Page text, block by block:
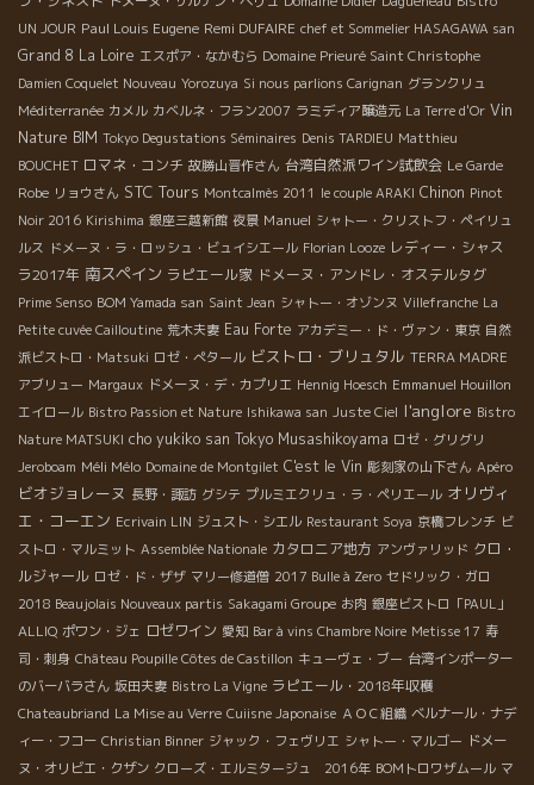
UN JOUR Paul Louis Eugene Remi DUFAIRE chef et Sommelier HASAGAWA san
Grand 8 La Loire エスポア・なかむら Domaine Prieuré Saint Christophe
Damien Coquelet Nouveau Yorozuya Si nous parlions Carignan グランクリュ
Méditerranée カメル カベルネ・フラン2007 ラミディア醸造元 La Terre d'Or Vin
Nature BIM Tokyo Degustations Séminaires Denis TARDIEU Matthieu
BOUCHET ロマネ・コンチ 故勝山晋作さん 台湾自然派ワイン試飲会 Le Garde
Robe リョウさん STC Tours Montcalmès 2011 le couple ARAKI Chinon Pinot
Noir 2016 Kirishima 銀座三越新館 夜景 Manuel シャトー・クリストフ・ペイリュ
ルス ドメーヌ・ラ・ロッシュ・ビュイシエール Florian Looze レディー・シャス
ラ2017年 南スペイン ラピエール家 ドメーヌ・アンドレ・オステルタグ
Prime Senso BOM Yamada san Saint Jean シャトー・オゾンヌ Villefranche La
Petite cuvée Cailloutine 荒木夫妻 Eau Forte アカデミー・ド・ヴァン・東京 自然
派ビストロ・Matsuki ロゼ・ぺタール ビストロ・ブリュタル TERRA MADRE
アブリュー Margaux ドメーヌ・デ・カプリエ Hennig Hoesch Emmanuel Houillon
エイロール Bistro Passion et Nature Ishikawa san Juste Ciel l'anglore Bistro
Nature MATSUKI cho yukiko san Tokyo Musashikoyama ロゼ・グリグリ
Jeroboam Méli Mélo Domaine de Montgilet C'est le Vin 彫刻家の山下さん Apéro
ビオジョレーヌ 長野・諏訪 グシテ プルミエクリュ・ラ・ペリエール オリヴィ
エ・コーエン Ecrivain LIN ジュスト・シエル Restaurant Soya 京橋フレンチ ビ
ストロ・マルミット Assemblée Nationale カタロニア地方 アンヴァリッド クロ・
ルジャール ロゼ・ド・ザザ マリー修道僧 2017 Bulle à Zero セドリック・ガロ
2018 Beaujolais Nouveaux partis Sakagami Groupe お肉 銀座ビストロ「PAUL」
ALLIQ ポワン・ジェ ロゼワイン 愛知 Bar à vins Chambre Noire Metisse 17 寿
司・刺身 Château Poupille Côtes de Castillon キューヴェ・ブー 台湾インポーター
のバーバラさん 坂田夫妻 Bistro La Vigne ラピエール・2018年収穫
Chateaubriand La Mise au Verre Cuiisne Japonaise ＡＯＣ組織 ベルナール・ナデ
ィー・フコー Christian Binner ジャック・フェヴリエ シャトー・マルゴー ドメー
ヌ・オリビエ・クザン クローズ・エルミタージュ 2016年 BOMトロワザムール マ